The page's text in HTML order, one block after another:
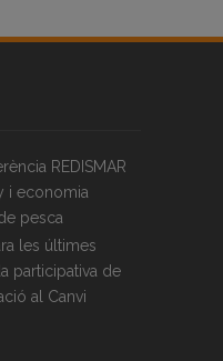
REDISMAR
i economia
pesca
les últimes
participativa de
al Canvi